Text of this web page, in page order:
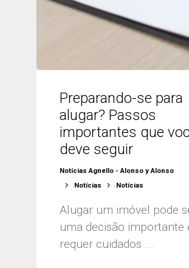
Preparando-se para
alugar? Passos
importantes que
deve seguir
Notícias Agnello - Alonso y Alonso
Notícias
Notícias
Alugar um imóvel pode
uma decisão importante
requer cuidados ...